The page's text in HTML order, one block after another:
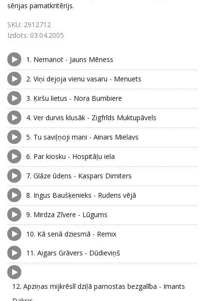
sērijas pamatkritērijs.
SKU: 2912712
Izdots: 03.04.2005
1. Nemanot - Jauns Mēness
2. Viņi dejoja vienu vasaru - Menuets
3. Ķiršu lietus - Nora Bumbiere
4. Ver durvis klusāk - Zigfrīds Muktupāvels
5. Tu saviļņoji mani - Ainars Mielavs
6. Par kiosku - Hospitāļu iela
7. Glāze ūdens - Kaspars Dimiters
8. Ingus Baušķenieks - Rudens vējā
9. Mirdza Zīvere - Lūgums
10. Kā senā dziesmā - Remix
11. Aigars Grāvers - Dūdieviņš
12. Apziņas mijkrēslī dziļā pamostas bezgalība - Imants